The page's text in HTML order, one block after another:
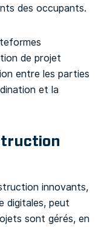
des occupants.
de projet
entre les parties
et la
innovants,
digitales, peut
sont gérés, en